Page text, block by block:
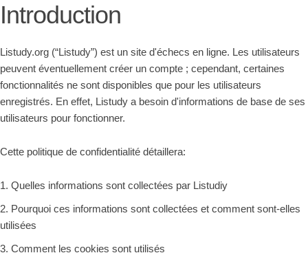
Introduction
Listudy.org (“Listudy”) est un site d'échecs en ligne. Les utilisateurs
peuvent éventuellement créer un compte ; cependant, certaines
fonctionnalités ne sont disponibles que pour les utilisateurs
enregistrés. En effet, Listudy a besoin d'informations de base de ses
utilisateurs pour fonctionner.
Cette politique de confidentialité détaillera:
Quelles informations sont collectées par Listudiy
Pourquoi ces informations sont collectées et comment sont-elles
utilisées
Comment les cookies sont utilisés